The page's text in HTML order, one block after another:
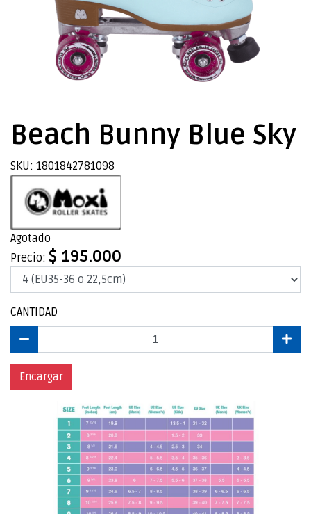
Beach Bunny Blue Sky
SKU: 1801842781098
Agotado
Precio: $ 195.000
CANTIDAD
Encargar